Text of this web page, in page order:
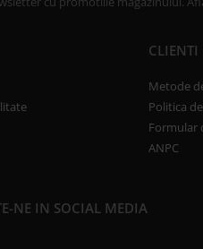
CLIENTI
Metode
Politica
Formular
ANPC
NE IN SOCIAL MEDIA